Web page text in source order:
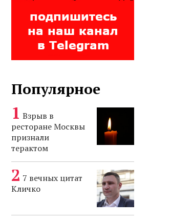
Популярное
Взрыв в
ресторане Москвы
признали
терактом
7 вечных цитат
Кличко